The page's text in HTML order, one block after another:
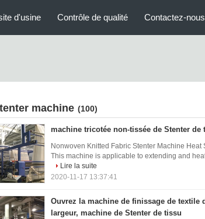
d'usine Contrôle de qualité Contactez-nous
machine (100)
machine tricotée non-tissée de Stenter de
Nonwoven Knitted Fabric Stenter Machine
This machine is applicable to extending and
Lire la suite
2020-11-17 13:37:41
Ouvrez la machine de finissage de textile
largeur, machine de Stenter de tissu